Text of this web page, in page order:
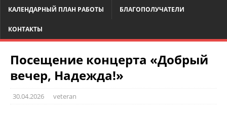
КАЛЕНДАРНЫЙ ПЛАН РАБОТЫ БЛАГОПОЛУЧАТЕЛИ
КОНТАКТЫ
Посещение концерта «Добрый
вечер, Надежда!»
30.04.2026 veteran